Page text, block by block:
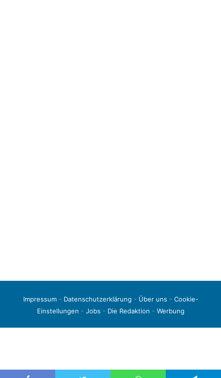
Impressum- Datenschutzerklärung - Über uns - Cookie-
Einstellungen - Jobs - Die Redaktion - Werbung